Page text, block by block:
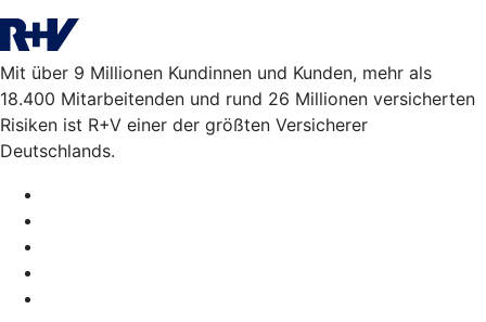
Mit über 9 Millionen Kundinnen und Kunden, mehr als
18.400 Mitarbeitenden und rund 26 Millionen versicherten
Risiken ist R+V einer der größten Versicherer
Deutschlands.